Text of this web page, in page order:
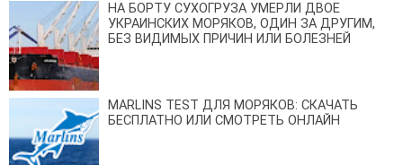
НА БОРТУ СУХОГРУЗА УМЕРЛИ ДВОЕ
УКРАИНСКИХ МОРЯКОВ, ОДИН ЗА ДРУГИМ,
БЕЗ ВИДИМЫХ ПРИЧИН ИЛИ БОЛЕЗНЕЙ
MARLINS TEST ДЛЯ МОРЯКОВ: СКАЧАТЬ
БЕСПЛАТНО ИЛИ СМОТРЕТЬ ОНЛАЙН